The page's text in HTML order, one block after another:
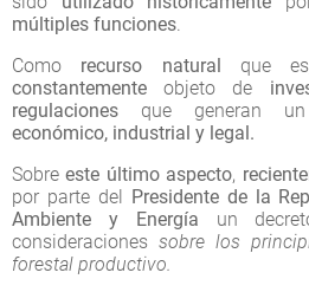
múltiples funciones.
Como recurso natural que
constantemente objeto de
regulaciones que generan
económico, industrial y legal.
Sobreeste último aspecto,
por parte del Presidente de la
Ambiente y Energía un
consideraciones sobre los
forestal productivo.